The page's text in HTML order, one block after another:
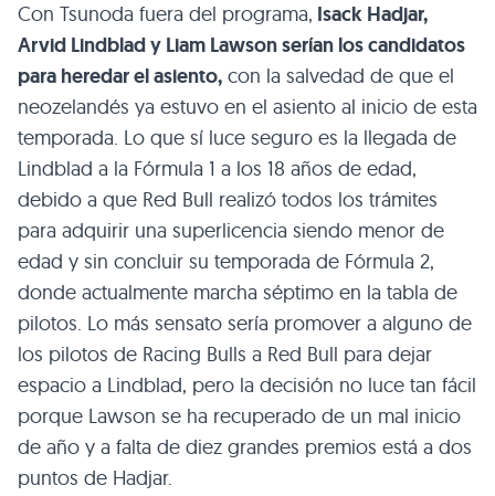
Con Tsunoda fuera del programa, Isack Hadjar,
Arvid Lindblad y Liam Lawson serían los candidatos
para heredar el asiento, con la salvedad de que el
neozelandés ya estuvo en el asiento al inicio de esta
temporada. Lo que sí luce seguro es la llegada de
Lindblad a la Fórmula 1 a los 18 años de edad,
debido a que Red Bull realizó todos los trámites
para adquirir una superlicencia siendo menor de
edad y sin concluir su temporada de Fórmula 2,
donde actualmente marcha séptimo en la tabla de
pilotos. Lo más sensato sería promover a alguno de
los pilotos de Racing Bulls a Red Bull para dejar
espacio a Lindblad, pero la decisión no luce tan fácil
porque Lawson se ha recuperado de un mal inicio
de año y a falta de diez grandes premios está a dos
puntos de Hadjar.